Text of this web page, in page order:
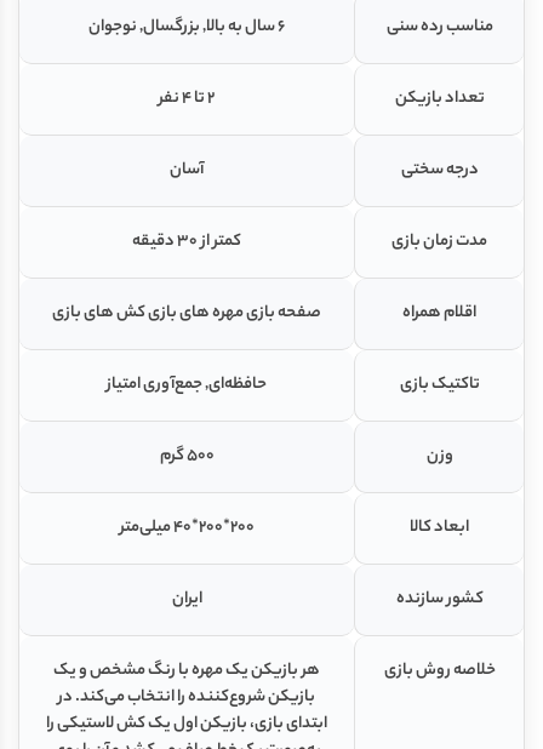
مناسب رده سنی 6 سال به بالا, بزرگسال, نوجوان
تعداد بازیکن 2 تا 4 نفر
درجه سختی آسان
مدت زمان بازی کمتر از ۳۰ دقیقه
اقلام همراه صفحه بازی مهره های بازی کش های بازی
تاکتیک بازی حافظه‌ای, جمع‌آوری امتیاز
وزن 500 گرم
ابعاد کالا 200*200*40 میلی‌متر
کشور سازنده ایران
خلاصه روش بازی
هر بازیکن یک مهره با رنگ مشخص و یک
بازیکن شروع‌کننده را انتخاب می‌کند. در
ابتدای بازی، بازیکن اول یک کش لاستیکی را